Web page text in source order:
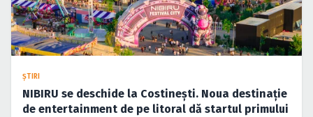
ŞTIRI
NIBIRU se deschide la Costinești. Noua destinație
de entertainment de pe litoral dă startul primului